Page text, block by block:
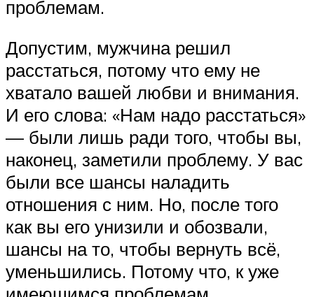
проблемам.
Допустим, мужчина решил
расстаться, потому что ему не
хватало вашей любви и внимания.
И его слова: «Нам надо расстаться»
— были лишь ради того, чтобы вы,
наконец, заметили проблему. У вас
были все шансы наладить
отношения с ним. Но, после того
как вы его унизили и обозвали,
шансы на то, чтобы вернуть всё,
уменьшились. Потому что, к уже